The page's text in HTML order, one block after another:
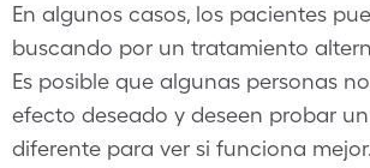
En algunos casos, los pacientes
buscando por un tratamiento
Es posible que algunas personas
efecto deseado y deseen probar
diferente para ver si funciona